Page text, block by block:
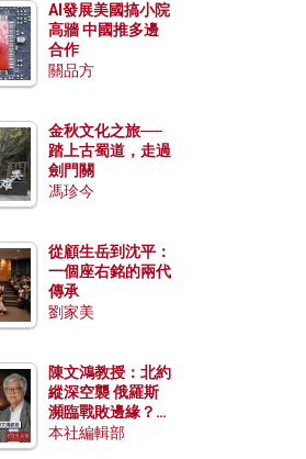
AI發展美國搞小院
高牆 中國推多邊
合作
關品方
金秋文化之旅──
踏上古蜀道，走過
劍門關
馮珍今
從顧生岳到沈平：
一個座右銘的兩代
傳承
劉家美
陳文鴻教授：北約
縱深空襲 俄羅斯
瀕臨戰敗邊緣？中
國零部件能左右戰
本社編輯部